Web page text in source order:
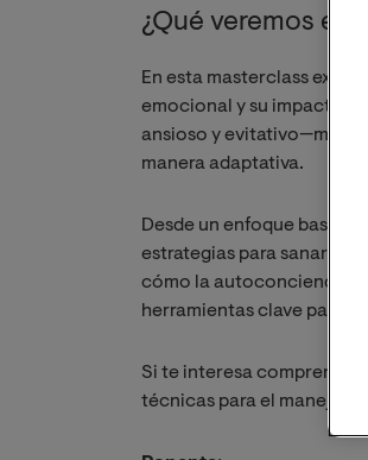
¿Qué veremos en
En esta masterclass
emocional y su impacto
ansioso y
manera adaptativa.
Desde un enfoque
estrategias para sanar
cómo la autoconciencia,
herramientas clave para
Si te interesa comprender
técnicas para el manejo